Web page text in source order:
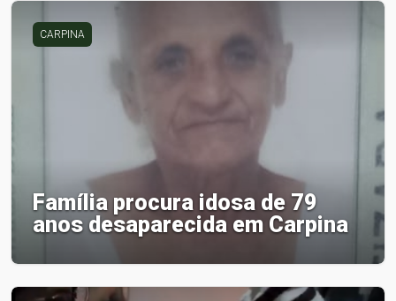
CARPINA
Família procura idosa de 79
anos desaparecida em Carpina